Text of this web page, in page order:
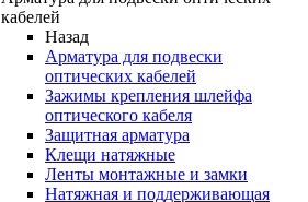
кабелей
Назад
Арматура для подвески
оптических кабелей
Зажимы крепления шлейфа
оптического кабеля
Защитная арматура
Клещи натяжные
Ленты монтажные и замки
Натяжная и поддерживающая